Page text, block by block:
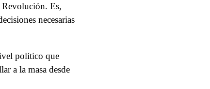
Revolución. Es,
necesarias
político que
a la masa desde